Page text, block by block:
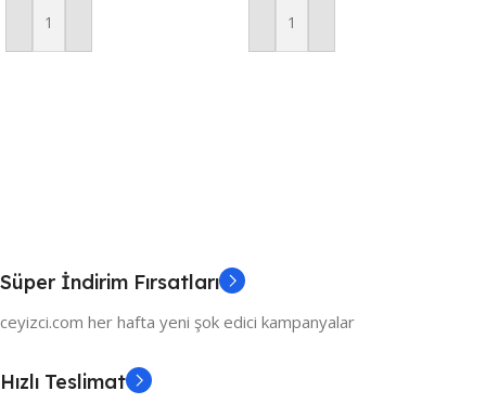
Sepete Ekle Sepete Ekle
Süper İndirim Fırsatları
ceyizci.com her hafta yeni şok edici kampanyalar
Hızlı Teslimat